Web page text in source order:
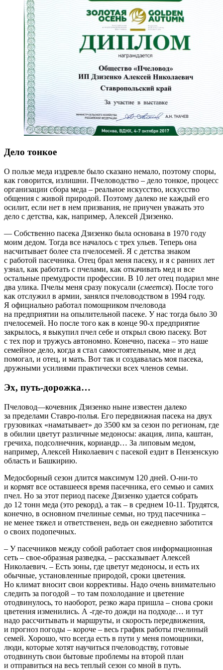
Дело тонкое
О пользе меда издревле было сказано немало, поэтому споры,
как говорится, излишни. Пчеловодство – ​дело тонкое, процесс
организации сбора меда – ​реальное искусство, искусство
общения с живой природой. Поэтому далеко не каждый его
осилит, если нет в нем призвания, не приучен уважать это
дело с детства, как, например, Алексей Дзизенко.
— Собственно пасека Дзизенко была основана в 1970 году
моим дедом. Тогда все началось с трех ульев. Теперь она
насчитывает более ста пчелосемей. Я с детства знаком
с работой пасечника. Отец брал меня пасеку, и я с ранних лет
узнал, как работать с пчелами, как откачивать мед и все
остальные премудрости профессии. В 10 лет отец подарил мне
два улика. Пчелы меня сразу покусали (смеется). После того
как отслужил в армии, занялся пчеловодством в 1994 году.
Я официально работал помощником пчеловода
на предприятии на опылительной пасеке. У нас тогда было 30
пчелосемей. Но после того как в конце 90‑х предприятие
закрылось, я выкупил пчел себе и открыл свою пасеку. Вот
с тех пор и тружусь автономно. Конечно, пасека – ​это наше
семейное дело, когда я стал самостоятельным, мне и дед
помогал, и отец, и мать. Вот так и создавалась моя пасека,
дружными усилиями практически всех членов семьи.
Эх, путь-дорожка…
Пчеловод—кочевник Дзизенко ныне известен далеко
за пределами Ставро-полья. Его передвижная пасека на двух
грузовиках «наматывает» до 3500 км за сезон по регионам, где
в обилии цветут различные медоносы: акация, липа, каштан,
гречиха, подсолнечник, кориандр… За липовым медом,
например, Алексей Николаевич с пасекой ездит в Пензенскую
область и Башкирию.
Медосборный сезон длится максимум 120 дней. О-ни-то
и кормят все оставшееся время пасечника, его семью и самих
пчел. Но за этот период пасеке Дзизенко удается собрать
до 12 тонн меда (это рекорд), а так – ​в среднем 10‑11. Трудятся,
конечно, в основном пчелиные семьи, но труд пасечника – ​
не менее тяжел и ответственен, ведь он ежедневно заботится
о своих подопечных.
– У пасечников между собой работает своя информационная
сеть – ​свое-образная разведка, – ​рассказывает Алексей
Николаевич. – ​Есть зоны, где цветут медоносы, и есть их
обычные, установленные природой, сроки цветения.
Но климат вносит свои коррективы. Надо очень внимательно
следить за погодой – ​то там похолодание и цветение
отодвинулось, то наоборот, резко жара пришла – ​снова сроки
цветения изменились. А -где-то дожди на подходе… и тут
надо рассчитывать и маршруты, и скорость передвижения,
и прогноз погоды – ​короче – ​весь график работы пчелиный
семей. Хорошо, что всегда есть в пути у меня помощники,
люди, которые хотят научиться пчеловодству, готовые
отодвинуть свои бытовые проблемы на второй план
и отправиться на весь теплый сезон со мной в путь.